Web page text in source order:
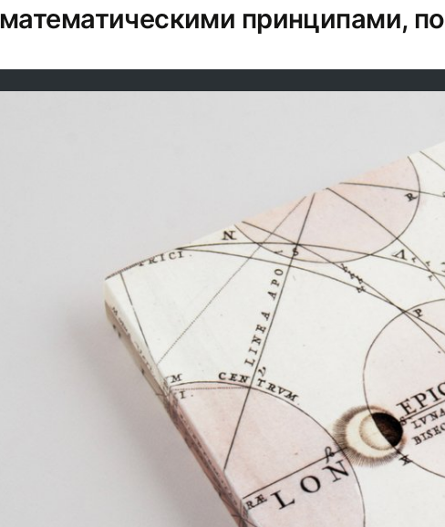
математическими принципами,